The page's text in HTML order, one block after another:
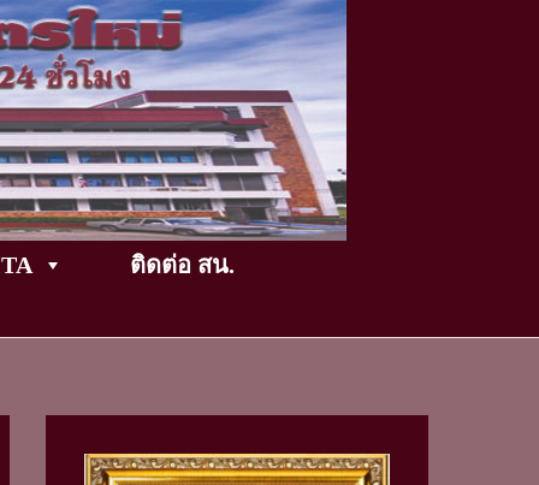
ติดต่อ สน.
TikTok